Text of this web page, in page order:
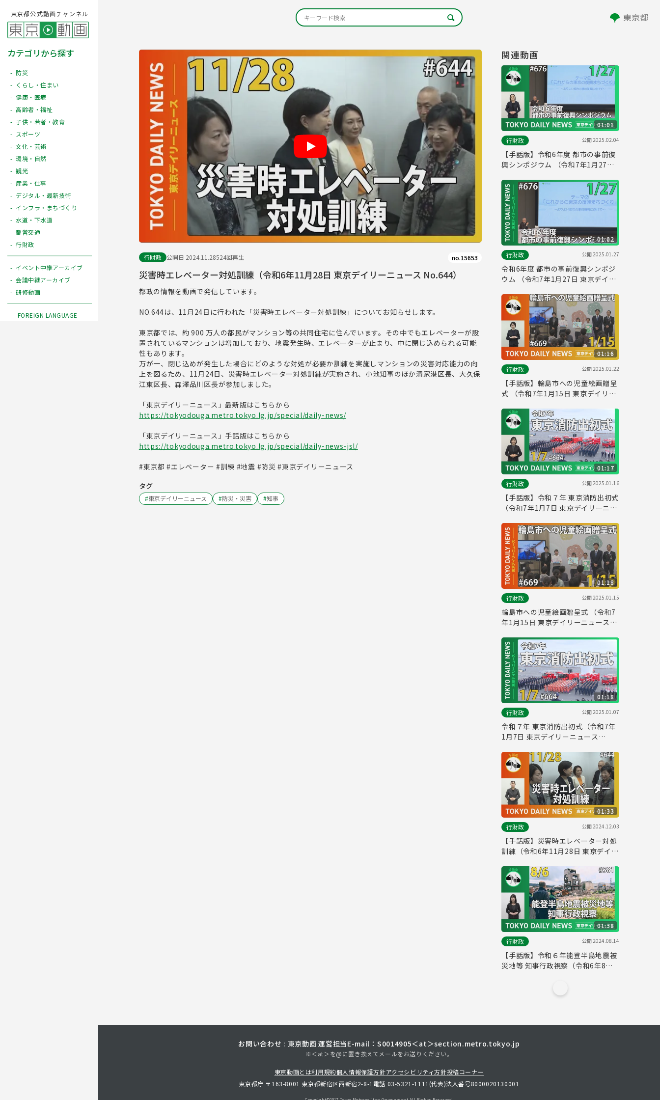
東京都公式動画チャンネル
カテゴリから探す
防災
くらし・住まい
健康・医療
高齢者・福祉
子供・若者・教育
スポーツ
文化・芸術
環境・自然
観光
産業・仕事
デジタル・最新技術
インフラ・まちづくり
水道・下水道
都営交通
行財政
イベント中継アーカイブ
会議中継アーカイブ
研修動画
FOREIGN LANGUAGE
Play
行財政 公開日 2024.11.28524回再生 no.15653
災害時エレベーター対処訓練（令和6年11月28日 東京デイリーニュース No.644）
都政の情報を動画で発信しています。
NO.644は、11月24日に行われた「災害時エレベーター対処訓練」についてお知らせします。
東京都では、約 900 万人の都民がマンション等の共同住宅に住んでいます。その中でもエレベーターが設
置されているマンションは増加しており、地震発生時、エレベーターが止まり、中に閉じ込められる可能
性もあります。
万が一、閉じ込めが発生した場合にどのような対処が必要か訓練を実施しマンションの災害対応能力の向
上を図るため、11月24日、災害時エレベーター対処訓練が実施され、小池知事のほか清家港区長、大久保
江東区長、森澤品川区長が参加しました。
「東京デイリーニュース」最新版はこちらから
https://tokyodouga.metro.tokyo.lg.jp/special/daily-news/
「東京デイリーニュース」手話版はこちらから
https://tokyodouga.metro.tokyo.lg.jp/special/daily-news-jsl/
#東京都 #エレベーター #訓練 #地震 #防災 #東京デイリーニュース
タグ
#東京デイリーニュース #防災・災害 #知事
関連動画
01:01
行財政
公開2025.02.04
【手話版】令和6年度 都市の事前復
興シンポジウム （令和7年1月27日
01:02
行財政
公開2025.01.27
令和6年度 都市の事前復興シンポジ
ウム （令和7年1月27日 東京デイリ
01:16
行財政
公開2025.01.22
【手話版】輪島市への児童絵画贈呈
式 （令和7年1月15日 東京デイリー
01:17
行財政
公開2025.01.16
【手話版】令和７年 東京消防出初式
（令和7年1月7日 東京デイリーニュ
01:18
行財政
公開2025.01.15
輪島市への児童絵画贈呈式 （令和7
年1月15日 東京デイリーニュース
01:18
行財政
公開2025.01.07
令和７年 東京消防出初式（令和7年
1月7日 東京デイリーニュース
01:33
行財政
公開2024.12.03
【手話版】災害時エレベーター対処
訓練（令和6年11月28日 東京デイリ
01:38
行財政
公開2024.08.14
【手話版】令和６年能登半島地震被
災地等 知事行政視察（令和6年8月6
お問い合わせ : 東京動画 運営担当 E-mail：S0014905＜at＞section.metro.tokyo.jp
※＜at＞を@に置き換えてメールをお送りください。
東京動画とは利用規約個人情報保護方針アクセシビリティ方針投稿コーナー
東京都庁 〒163-8001 東京都新宿区西新宿2-8-1 電話 03-5321-1111(代表)法人番号8000020130001